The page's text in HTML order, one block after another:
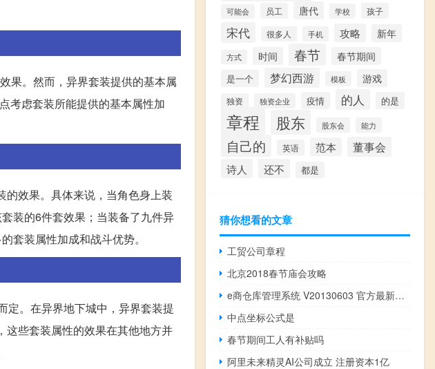
果。然而，异界套装提供的基本属
考虑套装所能提供的基本属性加
效果。具体来说，当角色身上装
装的6件套效果；当装备了九件异
套装属性加成和战斗优势。
定。在异界地下城中，异界套装提
这些套装属性的效果在其他地方并
可能会 员工 唐代 学校 孩子
宋代 很多人 手机 攻略 新年
方式 时间 春节 春节期间
是一个 梦幻西游 模板 游戏
独资 独资企业 疫情 的人 的是
章程 股东 股东会 能力
自己的 英语 范本 董事会
诗人 还不 都是
猜你想看的文章
工贸公司章程
北京2018春节庙会攻略
e商仓库管理系统 V20130603 官方最新版（e商仓库管理系统 V20130603 官方最新版功能简介）
中点坐标公式是
春节期间工人有补贴吗
阿里未来精灵AI公司成立 注册资本1亿